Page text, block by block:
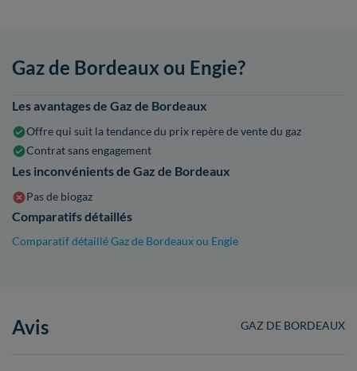
Gaz de Bordeaux ou Engie?
Les avantages de Gaz de Bordeaux
Offre qui suit la tendance du prix repère de vente du gaz
Contrat sans engagement
Les inconvénients de Gaz de Bordeaux
Pas de biogaz
Comparatifs détaillés
Comparatif détaillé Gaz de Bordeaux ou Engie
GAZ DE BORDEAUX
Avis